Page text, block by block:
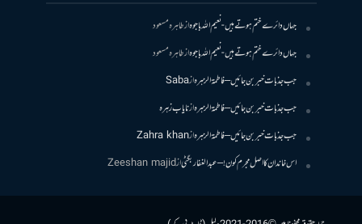
جہاں دائرے ختم ہوتے ہیں- نعیم اللہ باجوہازطاہرہ مسعود
جہاں دائرے ختم ہوتے ہیں- نعیم اللہ باجوہازطاہرہ مسعود
جب جذبات خبر بن جائیں – فاطمۃالزہرہازSaba
جب جذبات خبر بن جائیں – فاطمۃالزہرہازنایاب زہرہ
جب جذبات خبر بن جائیں – فاطمۃالزہرہازZahra khan
اس خاندان کا اصل مجرم کون! – عبدالغفار بگٹیازZeeshan majid